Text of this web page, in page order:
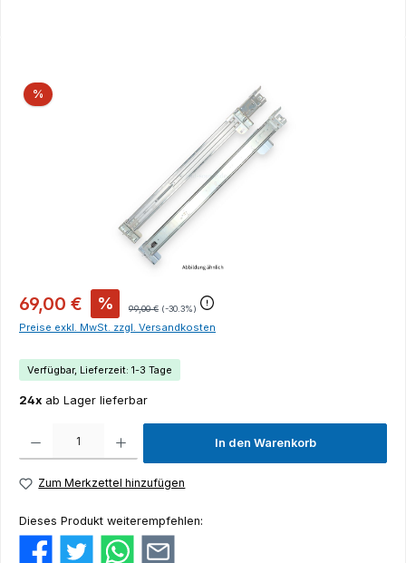
Bildergalerie überspringen
% Rabatt
69,00 € % 99,00 € (-30.3%)
Preise exkl. MwSt. zzgl. Versandkosten
Verfügbar, Lieferzeit: 1-3 Tage
24x ab Lager lieferbar
In den Warenkorb
Zum Merkzettel hinzufügen
Dieses Produkt weiterempfehlen: